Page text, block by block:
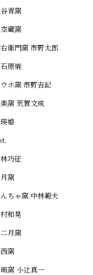
青窯
蔵窯
衛門窯 市野太郎
原焼
ホ窯 市野吉記
窯 荒賀文成
姫
巧征
窯
ちゃ窯 中林範夫
和晃
月窯
窯
窯 小辻真一